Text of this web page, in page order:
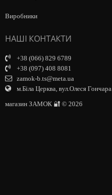
Виробники
НАШІ КОНТАКТИ
+38 (066) 829 6789
+38 (097) 408 8081
zamok-b.ts@meta.ua
м.Біла Церква, вул.Олеся
магазин ЗАМОК 🔐 © 2026